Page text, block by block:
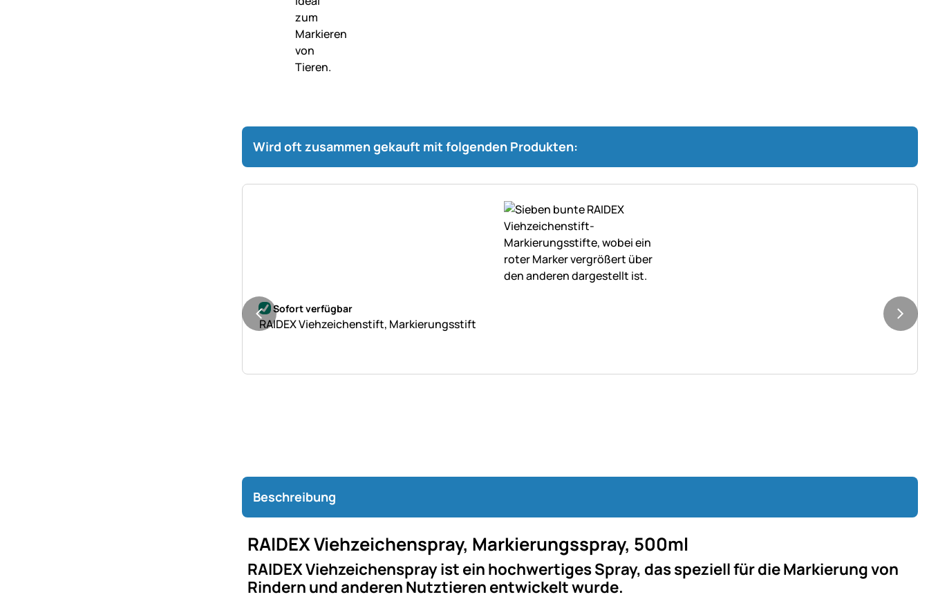
Wird oft zusammen gekauft mit folgenden Produkten:
Noch keine Bewertungen abgegeben
Sofort verfügbar
RAIDEX Viehzeichenstift, Markierungsstift
Beschreibung
RAIDEX Viehzeichenspray, Markierungsspray, 500ml
RAIDEX Viehzeichenspray ist ein hochwertiges Spray, das speziell für die Markierung von
Rindern und anderen Nutztieren entwickelt wurde.